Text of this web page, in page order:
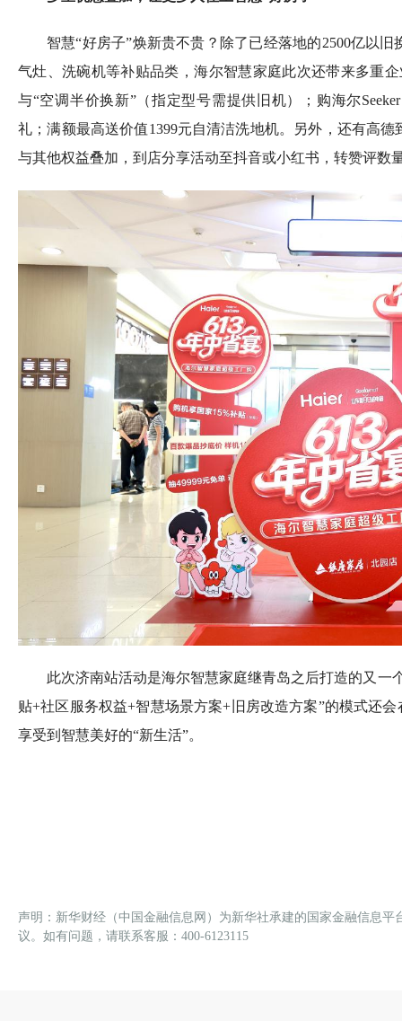
智慧“好房子”焕新贵不贵？除了已经落地的2500亿以
气灶、洗碗机等补贴品类，海尔智慧家庭此次还带来多重
与“空调半价换新”（指定型号需提供旧机）；购海尔
礼；满额最高送价值1399元自清洁洗地机。另外，还有高
与其他权益叠加，到店分享活动至抖音或小红书，转赞评数
此次济南站活动是海尔智慧家庭继青岛之后打造的又一
贴+社区服务权益+智慧场景方案+旧房改造方案”的模式还
享受到智慧美好的“新生活”。
声明：新华财经（中国金融信息网）为新华社承建的国家金融信息
议。如有问题，请联系客服：400-6123115